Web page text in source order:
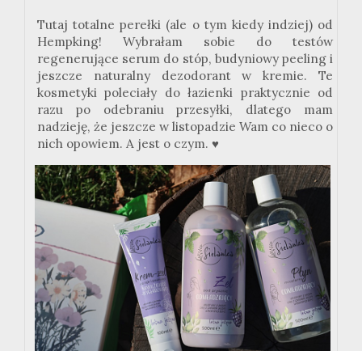
Tutaj totalne perełki (ale o tym kiedy indziej) od
Hempking! Wybrałam sobie do testów
regenerujące serum do stóp, budyniowy peeling i
jeszcze naturalny dezodorant w kremie. Te
kosmetyki poleciały do łazienki praktycznie od
razu po odebraniu przesyłki, dlatego mam
nadzieję, że jeszcze w listopadzie Wam co nieco o
nich opowiem. A jest o czym. ♥